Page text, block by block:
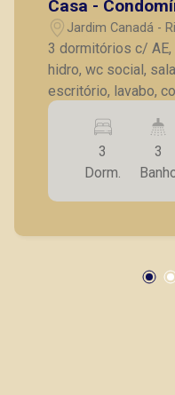
Casa -
Jardim Canadá -
3 dormitórios c/
hidro, wc social,
escritório, lavabo,
bocas,
vagas de garagem.
com as Avs: Carlos
3
Dorm.
3